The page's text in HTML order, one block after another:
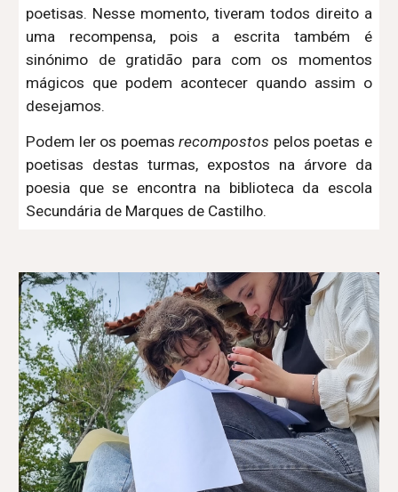
poetisas. Nesse momento, tiveram todos direito a
uma recompensa, pois a escrita também é
sinónimo de gratidão para com os momentos
mágicos que podem acontecer quando assim o
desejamos.
Podem ler os poemasrecompostos pelos poetas e
poetisas destas turmas, expostos na árvore da
poesia que se encontra na biblioteca da escola
Secundária de Marques de Castilho.